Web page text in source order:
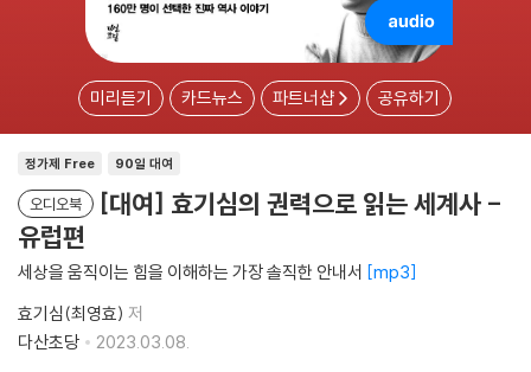
미리듣기 카드뉴스 파트너샵 공유하기
정가제 Free 90일 대여
오디오북
[대여] 효기심의 권력으로 읽는 세계사 -
유럽편
세상을 움직이는 힘을 이해하는 가장 솔직한 안내서 mp3
효기심(최영효) 저
다산초당
2023.03.08.